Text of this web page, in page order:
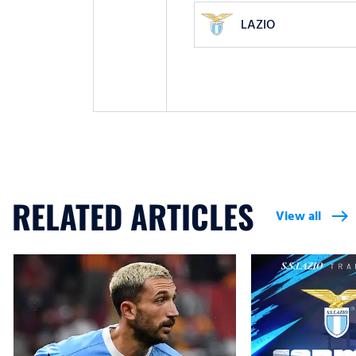
LAZIO
RELATED ARTICLES View all east